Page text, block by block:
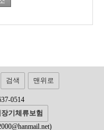
검색 맨위로
0514
기체류보험